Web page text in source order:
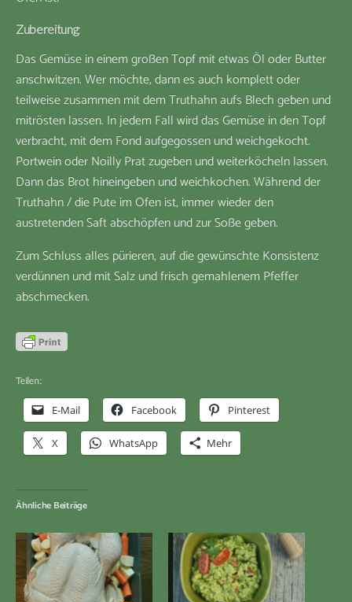
Zubereitung:
Das Gemüse in einem großen Topf mit etwas Öl oder Butter
anschwitzen. Wer möchte, dann es auch komplett oder
teilweise zusammen mit dem Truthahn aufs Blech geben und
mitrösten lassen. In jedem Fall wird das Gemüse in den Topf
verbracht, mit dem Fond aufgegossen und weichgekocht.
Portwein oder Noilly Prat zugeben und weiterköcheln lassen.
Dann das Brot hineingeben und weichkochen. Während der
Truthahn / die Pute im Ofen ist, immer wieder den
austretenden Saft abschöpfen und zur Soße geben.
Zum Schluss alles pürieren, auf die gewünschte Konsistenz
verdünnen und mit Salz und frisch gemahlenem Pfeffer
abschmecken.
Teilen:
E-Mail Facebook Pinterest
X WhatsApp Mehr
Ähnliche Beiträge